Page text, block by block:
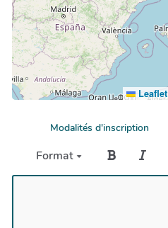
Leaflet
Modalités d'inscription
Format